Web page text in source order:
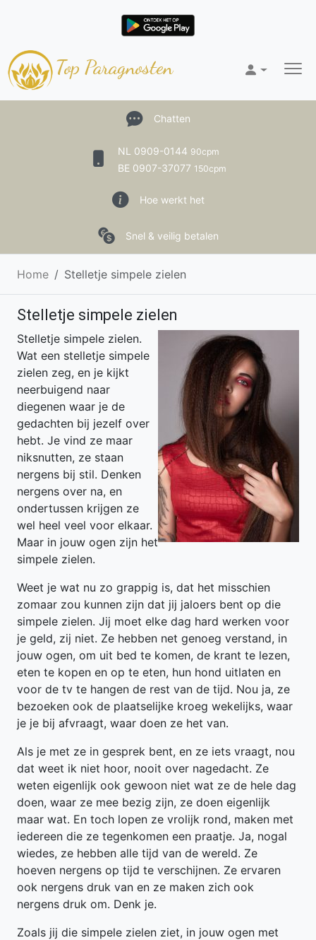
Top Paragnosten
Chatten
NL 0909-0144 90cpm
BE 0907-37077 150cpm
Hoe werkt het
Snel & veilig betalen
Home Stelletje simpele zielen
Stelletje simpele zielen
Stelletje simpele zielen.
Wat een stelletje simpele
zielen zeg, en je kijkt
neerbuigend naar
diegenen waar je de
gedachten bij jezelf over
hebt. Je vind ze maar
niksnutten, ze staan
nergens bij stil. Denken
nergens over na, en
ondertussen krijgen ze
wel heel veel voor elkaar.
Maar in jouw ogen zijn het
simpele zielen.
Weet je wat nu zo grappig is, dat het misschien
zomaar zou kunnen zijn dat jij jaloers bent op die
simpele zielen. Jij moet elke dag hard werken voor
je geld, zij niet. Ze hebben net genoeg verstand, in
jouw ogen, om uit bed te komen, de krant te lezen,
eten te kopen en op te eten, hun hond uitlaten en
voor de tv te hangen de rest van de tijd. Nou ja, ze
bezoeken ook de plaatselijke kroeg wekelijks, waar
je je bij afvraagt, waar doen ze het van.
Als je met ze in gesprek bent, en ze iets vraagt, nou
dat weet ik niet hoor, nooit over nagedacht. Ze
weten eigenlijk ook gewoon niet wat ze de hele dag
doen, waar ze mee bezig zijn, ze doen eigenlijk
maar wat. En toch lopen ze vrolijk rond, maken met
iedereen die ze tegenkomen een praatje. Ja, nogal
wiedes, ze hebben alle tijd van de wereld. Ze
hoeven nergens op tijd te verschijnen. Ze ervaren
ook nergens druk van en ze maken zich ook
nergens druk om. Denk je.
Zoals jij die simpele zielen ziet, in jouw ogen met